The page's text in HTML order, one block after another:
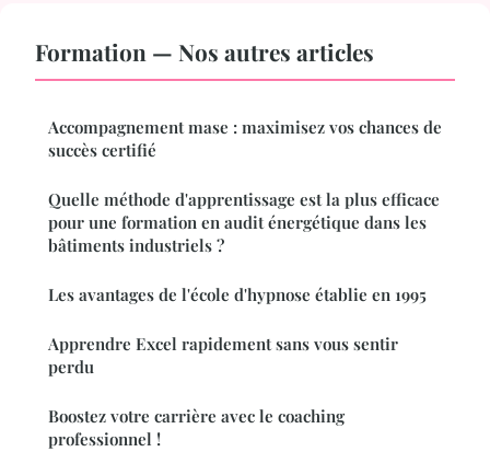
Formation — Nos autres articles
Accompagnement mase : maximisez vos chances de
succès certifié
Quelle méthode d'apprentissage est la plus efficace
pour une formation en audit énergétique dans les
bâtiments industriels ?
Les avantages de l'école d'hypnose établie en 1995
Apprendre Excel rapidement sans vous sentir
perdu
Boostez votre carrière avec le coaching
professionnel !